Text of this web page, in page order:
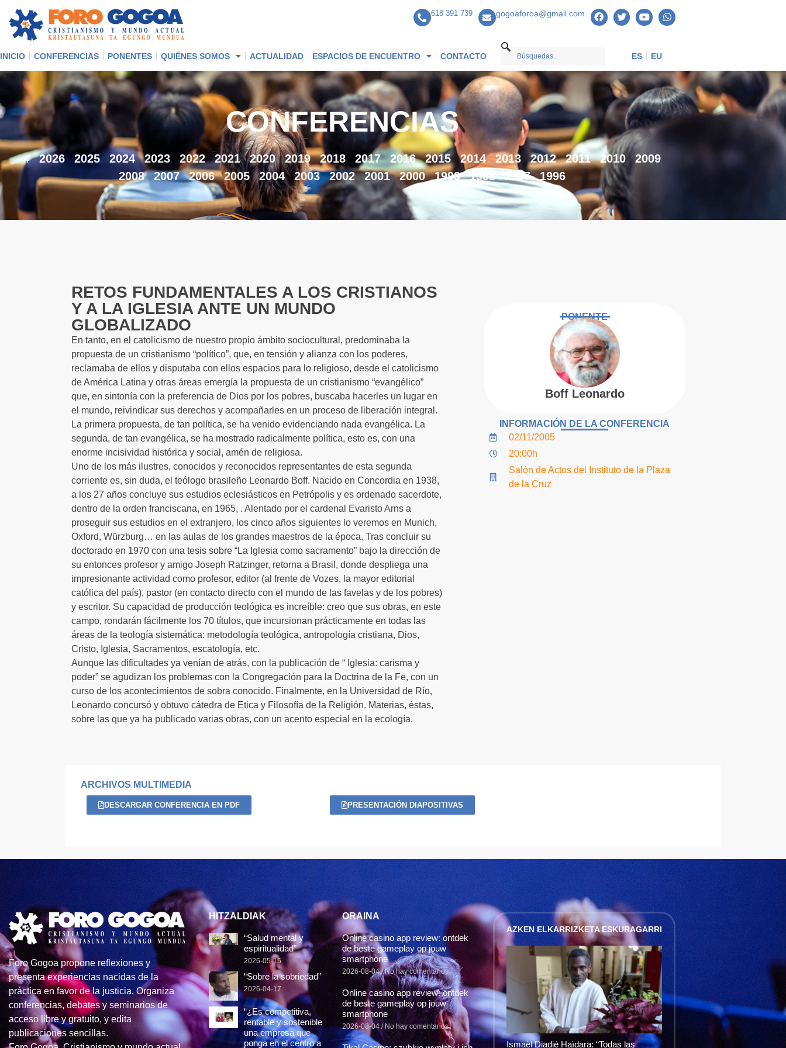
618 391 739 gogoaforoa@gmail.com
INICIO CONFERENCIAS PONENTES QUIÉNES SOMOS ACTUALIDAD ESPACIOS DE ENCUENTRO CONTACTO ES EU
CONFERENCIAS
# 2026 2025 2024 2023 2022 2021 2020 2019 2018 2017 2016 2015 2014 2013 2012 2011 2010
2009
2008
2007 2006 2005 2004 2003 2002 2001 2000 1999 1998 1997 1996
RETOS FUNDAMENTALES A LOS CRISTIANOS
Y A LA IGLESIA ANTE UN MUNDO
GLOBALIZADO
En tanto, en el catolicismo de nuestro propio ámbito sociocultural, predominaba la
propuesta de un cristianismo “político”, que, en tensión y alianza con los poderes,
reclamaba de ellos y disputaba con ellos espacios para lo religioso, desde el catolicismo
de América Latina y otras áreas emergía la propuesta de un cristianismo “evangélico”
que, en sintonía con la preferencia de Dios por los pobres, buscaba hacerles un lugar en
el mundo, reivindicar sus derechos y acompañarles en un proceso de liberación integral.
La primera propuesta, de tan política, se ha venido evidenciando nada evangélica. La
segunda, de tan evangélica, se ha mostrado radicalmente política, esto es, con una
enorme incisividad histórica y social, amén de religiosa.
Uno de los más ilustres, conocidos y reconocidos representantes de esta segunda
corriente es, sin duda, el teólogo brasileño Leonardo Boff. Nacido en Concordia en 1938,
a los 27 años concluye sus estudios eclesiásticos en Petrópolis y es ordenado sacerdote,
dentro de la orden franciscana, en 1965, . Alentado por el cardenal Evaristo Arns a
proseguir sus estudios en el extranjero, los cinco años siguientes lo veremos en Munich,
Oxford, Würzburg… en las aulas de los grandes maestros de la época. Tras concluir su
doctorado en 1970 con una tesis sobre “La Iglesia como sacramento” bajo la dirección de
su entonces profesor y amigo Joseph Ratzinger, retorna a Brasil, donde despliega una
impresionante actividad como profesor, editor (al frente de Vozes, la mayor editorial
católica del país), pastor (en contacto directo con el mundo de las favelas y de los pobres)
y escritor. Su capacidad de producción teológica es increíble: creo que sus obras, en este
campo, rondarán fácilmente los 70 títulos, que incursionan prácticamente en todas las
áreas de la teología sistemática: metodología teológica, antropología cristiana, Dios,
Cristo, Iglesia, Sacramentos, escatología, etc.
Aunque las dificultades ya venían de atrás, con la publicación de “ Iglesia: carisma y
poder” se agudizan los problemas con la Congregación para la Doctrina de la Fe, con un
curso de los acontecimientos de sobra conocido. Finalmente, en la Universidad de Río,
Leonardo concursó y obtuvo cátedra de Etica y Filosofía de la Religión. Materias, éstas,
sobre las que ya ha publicado varias obras, con un acento especial en la ecología.
PONENTE
Boff Leonardo
INFORMACIÓN DE LA CONFERENCIA
02/11/2005
20:00h
Salón de Actos del Instituto de la Plaza
de la Cruz
ARCHIVOS MULTIMEDIA
DESCARGAR CONFERENCIA EN PDF PRESENTACIÓN DIAPOSITIVAS
Foro Gogoa propone reflexiones y
presenta experiencias nacidas de la
práctica en favor de la justicia. Organiza
conferencias, debates y seminarios de
acceso libre y gratuito, y edita
publicaciones sencillas.
HITZALDIAK
“Salud mental y
espiritualidad”
2026-05-15
“Sobre la sobriedad”
2026-04-17
“¿Es competitiva,
rentable y sostenible
una empresa que
ponga en el centro a
ORAINA
Online casino app review: ontdek
de beste gameplay op jouw
smartphone
2026-08-04 No hay comentarios
Online casino app review: ontdek
de beste gameplay op jouw
smartphone
2026-08-04 No hay comentarios
AZKEN ELKARRIZKETA ESKURAGARRI
Ismaël Diadié Haïdara: “Todas las